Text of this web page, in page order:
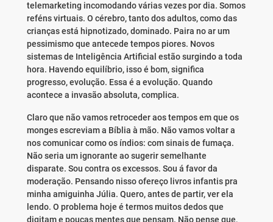
telemarketing incomodando várias vezes por dia. Somos
reféns virtuais. O cérebro, tanto dos adultos, como das
crianças está hipnotizado, dominado. Paira no ar um
pessimismo que antecede tempos piores. Novos
sistemas de Inteligência Artificial estão surgindo a toda
hora. Havendo equilíbrio, isso é bom, significa
progresso, evolução. Essa é a evolução. Quando
acontece a invasão absoluta, complica.
Claro que não vamos retroceder aos tempos em que os
monges escreviam a Bíblia à mão. Não vamos voltar a
nos comunicar como os índios: com sinais de fumaça.
Não seria um ignorante ao sugerir semelhante
disparate. Sou contra os excessos. Sou á favor da
moderação. Pensando nisso ofereço livros infantis pra
minha amiguinha Júlia. Quero, antes de partir, ver ela
lendo. O problema hoje é termos muitos dedos que
digitam e poucas mentes que pensam. Não pense que,